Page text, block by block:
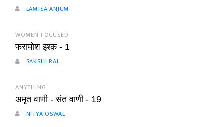
LAMISA ANJUM
WOMEN FOCUSED
फरामोश इश्क़ - 1
SAKSHI RAI
ANYTHING
अमृत वाणी - संत वाणी - 19
NITYA OSWAL